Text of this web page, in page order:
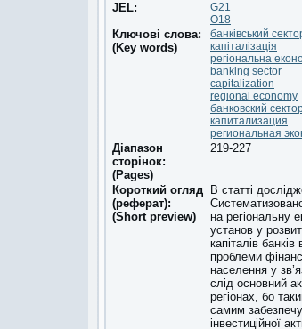
JEL:
G21
O18
Ключові слова:
(Key words)
банківський
капіталізація
регіональна
banking sector
capitalization
regional economy
банковский
капитализация
региональная
Діапазон
сторінок:
(Pages)
219-227
Короткий огляд
(реферат):
(Short preview)
В статті
на регіональну
установ у
капіталів
проблеми
населення у
слід основний
регіонах, бо
самим
інвестиційної